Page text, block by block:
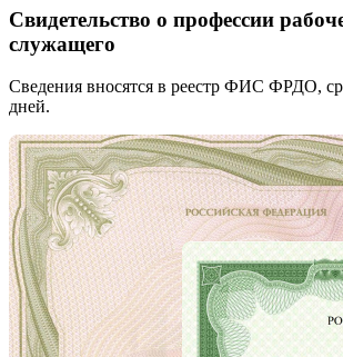
Свидетельство о профессии
служащего
Сведения вносятся в реестр ФИС ФРДО,
дней.